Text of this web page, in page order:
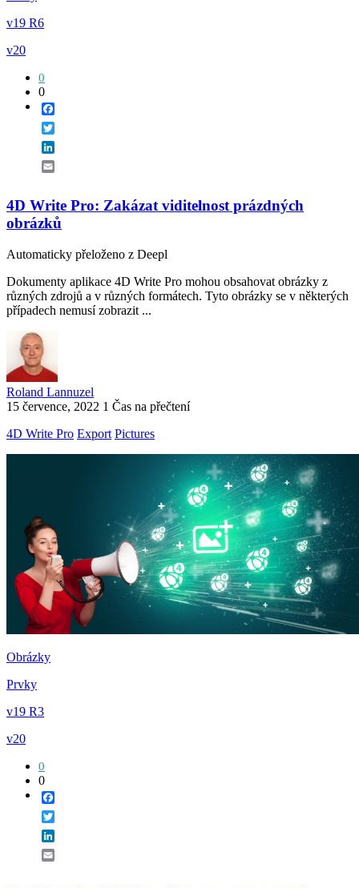
v19 R6
v20
0
0
4D Write Pro: Zakázat viditelnost prázdných
obrázků
Automaticky přeloženo z Deepl
Dokumenty aplikace 4D Write Pro mohou obsahovat obrázky z
různých zdrojů a v různých formátech. Tyto obrázky se v některých
případech nemusí zobrazit ...
Roland Lannuzel
15 července, 2022 1 Čas na přečtení
4D Write Pro Export Pictures
Obrázky
Prvky
v19 R3
v20
0
0